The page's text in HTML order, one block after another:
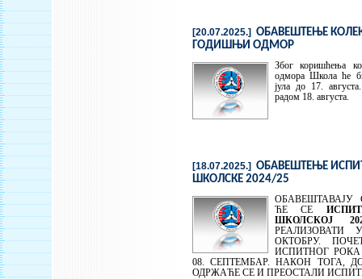
[20.07.2025.] ОБАВЕШТЕЊЕ
ГОДИШЊИ ОДМОР
Због коришћења
одмора Школа ће
јула до 17.
радом 18. августа.
[18.07.2025.] ОБАВЕШТЕЊЕ
ШКОЛСКЕ 2024/25
ОБАВЕШТАВАЈУ
ЋЕ СЕ
ШКОЛСКОЈ
РЕАЛИЗОВАТИ
ОКТОБРУ.
ИСПИТНОГ
08. СЕПТЕМБАР. НАКОН ТОГА,
ОДРЖАЋЕ СЕ И ПРЕОСТАЛИ